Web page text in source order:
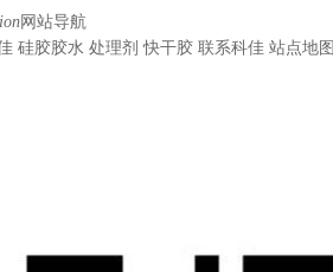
网站导航
硅胶胶水 处理剂 快干胶 联系科佳 站点地图